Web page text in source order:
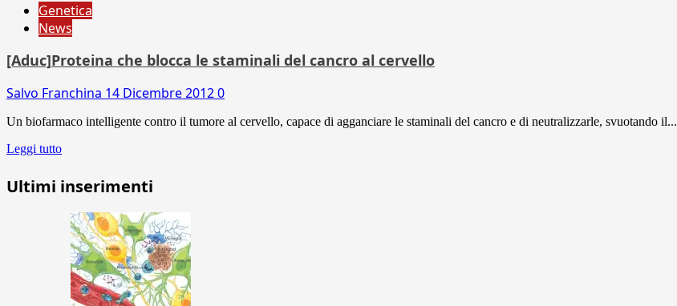
Genetica
News
[Aduc]Proteina che blocca le staminali del cancro al cervello
Salvo Franchina 14 Dicembre 20120
Un biofarmaco intelligente contro il tumore al cervello, capace di agganciare le staminali del cancro e di neutralizzarle, svuotando il...
Leggi tutto
Ultimi inserimenti